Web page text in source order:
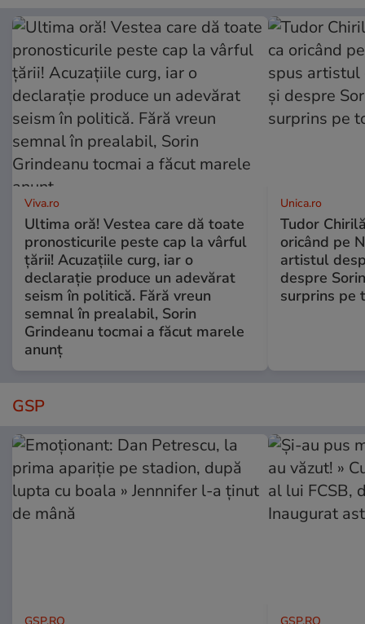
Viva.ro
Ultima oră! Vestea care dă toate
pronosticurile peste cap la vârful
țării! Acuzațiile curg, iar o
declarație produce un adevărat
seism în politică. Fără vreun
semnal în prealabil, Sorin
Grindeanu tocmai a făcut marele
anunț
Unica.ro
Tudor
oricând pe
artistul
despre
surprins pe
GSP
GSP.RO GSP.RO